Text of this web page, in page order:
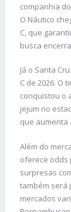
companhia
O Náutico
C, que
busca
Já o Santa
C de 2026. O
conquistou o
jejum no
que aumenta
Além do
oferece odds
surpresas
também será
mercados